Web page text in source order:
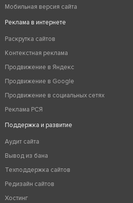
Мобильная версия сайта
Реклама в интернете
Раскрутка сайтов
Контекстная реклама
Продвижение в Яндекс
Продвижение в Google
Продвижение в социальных сетях
Реклама РСЯ
Поддержка и развитие
Аудит сайта
Вывод из бана
Техподдержка сайтов
Редизайн сайтов
Хостинг